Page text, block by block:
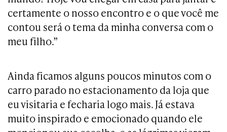
certamente o nosso encontro e o que você me
contou será o tema da minha conversa com o
meu filho.”
Ainda ficamos alguns poucos minutos com o
carro parado no estacionamento da loja que
eu visitaria e fecharia logo mais. Já estava
muito inspirado e emocionado quando ele